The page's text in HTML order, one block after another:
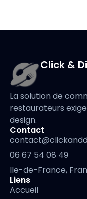
Click &
La solution de
restaurateurs
design.
Contact
06 67 54 08 49
Ile-de-France,
Liens
Accueil